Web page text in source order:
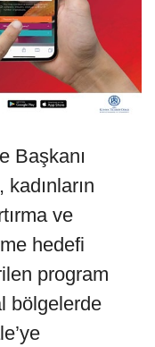
Başkanı
ve
hedefi
program
bölgelerde